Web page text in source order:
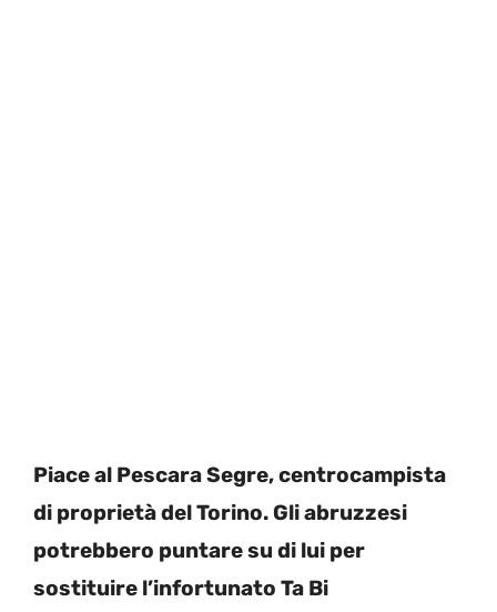
Piace al Pescara Segre, centrocampista
di proprietà del Torino. Gli abruzzesi
potrebbero puntare su di lui per
sostituire l’infortunato Ta Bi